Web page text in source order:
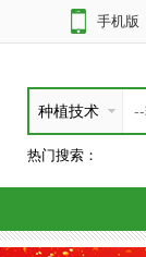
手机版
种植技术
热门搜索：